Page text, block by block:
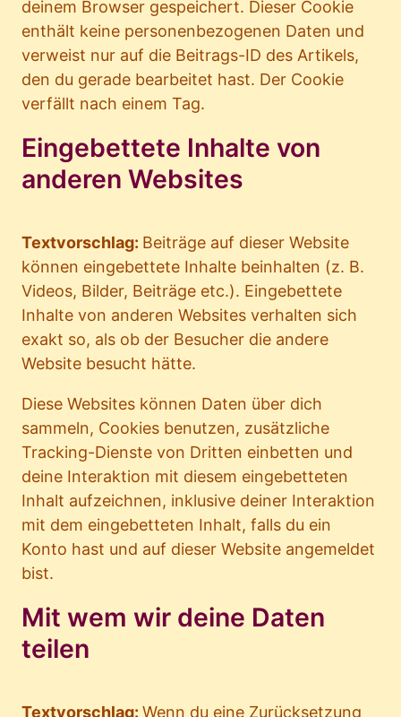
deinem Browser gespeichert. Dieser Cookie
enthält keine personenbezogenen Daten und
verweist nur auf die Beitrags-ID des Artikels,
den du gerade bearbeitet hast. Der Cookie
verfällt nach einem Tag.
Eingebettete Inhalte von
anderen Websites
Textvorschlag: Beiträge auf dieser Website
können eingebettete Inhalte beinhalten (z. B.
Videos, Bilder, Beiträge etc.). Eingebettete
Inhalte von anderen Websites verhalten sich
exakt so, als ob der Besucher die andere
Website besucht hätte.
Diese Websites können Daten über dich
sammeln, Cookies benutzen, zusätzliche
Tracking-Dienste von Dritten einbetten und
deine Interaktion mit diesem eingebetteten
Inhalt aufzeichnen, inklusive deiner Interaktion
mit dem eingebetteten Inhalt, falls du ein
Konto hast und auf dieser Website angemeldet
bist.
Mit wem wir deine Daten
teilen
Textvorschlag: Wenn du eine Zurücksetzung